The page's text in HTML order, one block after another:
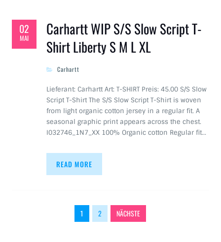
02
MAI
Carhartt WIP S/S Slow Script T-
Shirt Liberty S M L XL
Carhartt
Lieferant: Carhartt Art: T-SHIRT Preis: 45.00 S/S Slow
Script T-Shirt The S/S Slow Script T-Shirt is woven
from light organic cotton jersey in a regular fit. A
seasonal graphic print appears across the chest.
I032746_1N7_XX 100% Organic cotton Regular fit…
READ MORE
Beitragsnavigation
1 2 NÄCHSTE